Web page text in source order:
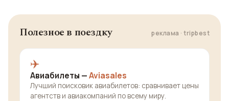
Полезное в поездку реклама · tripbest
✈️
Авиабилеты —Aviasales
Лучший поисковик авиабилетов: сравнивает цены
агентств и авиакомпаний по всему миру.